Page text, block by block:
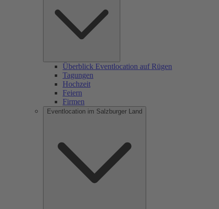
Überblick Eventlocation auf Rügen
Tagungen
Hochzeit
Feiern
Firmen
Eventlocation im Salzburger Land